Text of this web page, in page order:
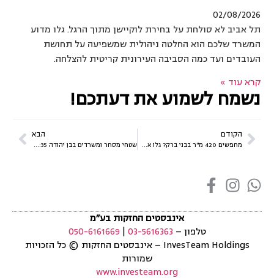
02/08/2026
תל אביב לא סולחת על בחירת לוקיישן מתוך הרגל. גלו מדוע
המשרד שלכם הוא החלטה ניהולית שמשפיעה על תחושת
העובדים ועד כמה הסביבה העירונית קריטית להצלחה.
קרא עוד »
נשמח לשמוע את דעתכם!
הקודם
מחפשים 420 מ"ר בבני ברק? גלו את הנכס מול קניון איילון ומגדל צ'מפיון
הבא
שטחי מסחר ומשרדים בבן יהודה 35: השילוב המושלם בין חנות למטה חברה
אינבסטים החזקות בע״מ
טלפון – 03-5616363
050-6161669
InvesTeam Holdings
–אינבסטים החזקות ©כל הזכויות
שמורות
www.investeam.org